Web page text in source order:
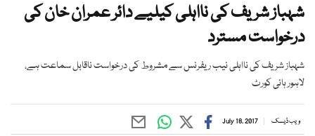
شہباز شریف کی نااہلی کیلیے دائر عمران خان کی
درخواست مسترد
شہباز شریف کی نااہلی نیب ریفرنس سے مشروط کی درخواست ناقابل سماعت ہے،
لاہور ہائی کورٹ
ویب ڈیسک July 18, 2017